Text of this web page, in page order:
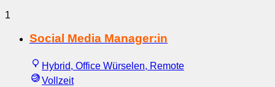
1
Social Media Manager:in
Hybrid, Office Würselen, Remote
Vollzeit